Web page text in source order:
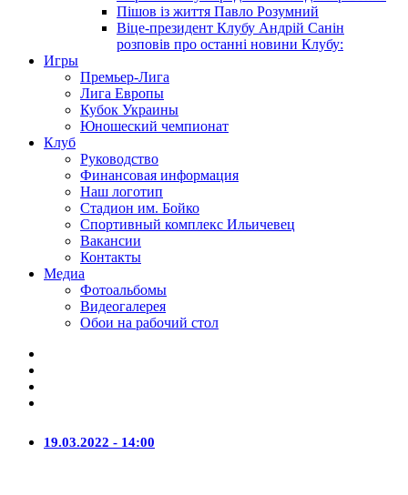
Пішов із життя Павло Розумний
Віце-президент Клубу Андрій Санін
розповів про останні новини Клубу:
Игры
Премьер-Лига
Лига Европы
Кубок Украины
Юношеский чемпионат
Клуб
Руководство
Финансовая информация
Наш логотип
Стадион им. Бойко
Спортивный комплекс Ильичевец
Вакансии
Контакты
Медиа
Фотоальбомы
Видеогалерея
Обои на рабочий стол
19.03.2022 - 14:00